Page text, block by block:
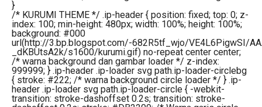
}
/* KURUMI THEME */ .ip-header { position: fixed; top: 0; z-
index: 100; min-height: 480px; width: 100%; height: 100%;
background: #000
url(http://3.bp.blogspot.com/-682R5tf_wjo/VE4L6PigwSI/
_dKBUtsA2k/s1600/kurumi.gif) no-repeat center center;
/* warna background dan gambar loader */ z-index:
999999; } .ip-header .ip-loader svg path.ip-loader-circlebg
{ stroke: #222; /* warna background circle loader */ } .ip-
header .ip-loader svg path.ip-loader-circle { -webkit-
transition: stroke-dashoffset 0.2s; transition: stroke-